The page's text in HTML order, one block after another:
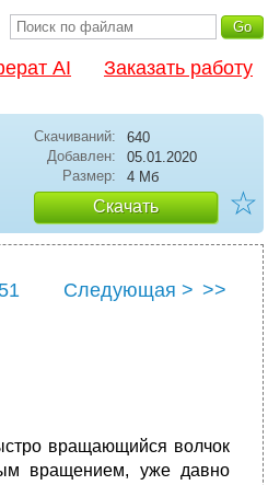
AI Заказать работу
Скачиваний:
640
Добавлен:
05.01.2020
Размер:
4 Мб
Скачать ☆
Следующая > >>
вращающийся волчок
вращением, уже давно